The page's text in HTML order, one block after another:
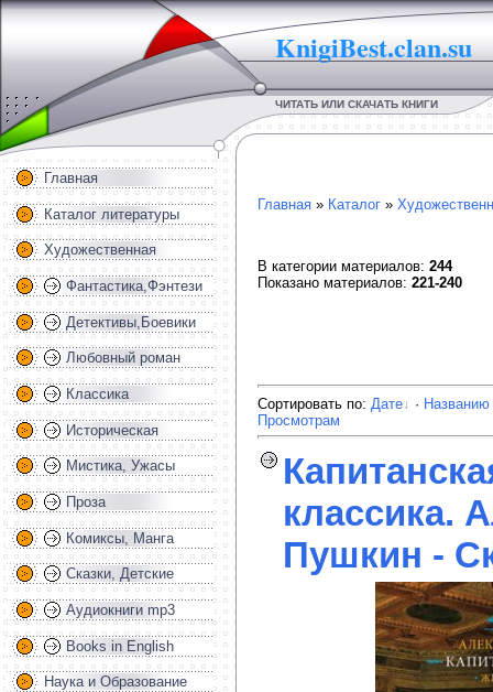
KnigiBest.clan.su
ЧИТАТЬ ИЛИ СКАЧАТЬ КНИГИ
Главная
Каталог литературы
Художественная
Фантастика,Фэнтези
Детективы,Боевики
Любовный роман
Классика
Историческая
Мистика, Ужасы
Проза
Комиксы, Манга
Сказки, Детские
Аудиокниги mp3
Books in English
Наука и Образование
Главная » Каталог »
В категории материалов: 244
Показано материалов: 221-240
Сортировать по: Дате · Названию
Просмотрам
классика.
Пушкин -